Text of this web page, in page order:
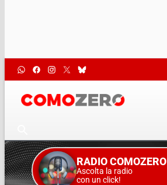
RADIO COMOZERO
Ascolta la radio
con un click!